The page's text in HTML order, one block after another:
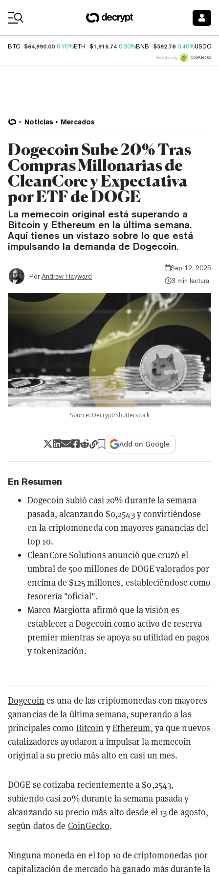
BTC $64,990.00 0.70%ETH $1,916.74 0.30%BNB $592.78 0.40%USDC
Price data by
Noticias Mercados
Dogecoin Sube 20% Tras
Compras Millonarias de
CleanCore y Expectativa
por ETF de DOGE
La memecoin original está superando a
Bitcoin y Ethereum en la última semana.
Aquí tienes un vistazo sobre lo que está
impulsando la demanda de Dogecoin.
Por Andrew Hayward
Sep 12, 2025
3 min lectura
Source: Decrypt/Shutterstock
Add on Google
En Resumen
Dogecoin subió casi 20% durante la semana
pasada, alcanzando $0,2543 y convirtiéndose
en la criptomoneda con mayores ganancias del
top 10.
CleanCore Solutions anunció que cruzó el
umbral de 500 millones de DOGE valorados por
encima de $125 millones, estableciéndose como
tesorería "oficial".
Marco Margiotta afirmó que la visión es
establecer a Dogecoin como activo de reserva
premier mientras se apoya su utilidad en pagos
y tokenización.
Dogecoin es una de las criptomonedas con mayores
ganancias de la última semana, superando a las
principales como Bitcoin yEthereum, ya que nuevos
catalizadores ayudaron a impulsar la memecoin
original a su precio más alto en casi un mes.
DOGE se cotizaba recientemente a $0,2543,
subiendo casi 20% durante la semana pasada y
alcanzando su precio más alto desde el 13 de agosto,
según datos de CoinGecko.
Ninguna moneda en el top 10 de criptomonedas por
capitalización de mercado ha ganado más durante la